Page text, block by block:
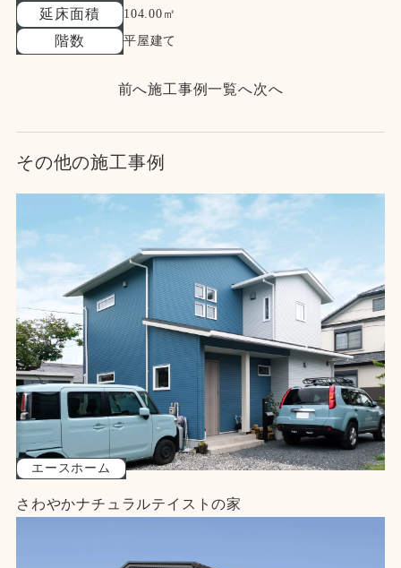
延床面積 104.00㎡
階数 平屋建て
前へ施工事例一覧へ次へ
その他の施工事例
エースホーム
さわやかナチュラルテイストの家